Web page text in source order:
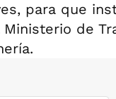
para que
de